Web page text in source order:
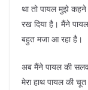
था तो पायल मुझे कहने
रख दिया है। मैंने
बहुत मजा आ रहा है।
अब मैंने पायल की
मेरा हाथ पायल की